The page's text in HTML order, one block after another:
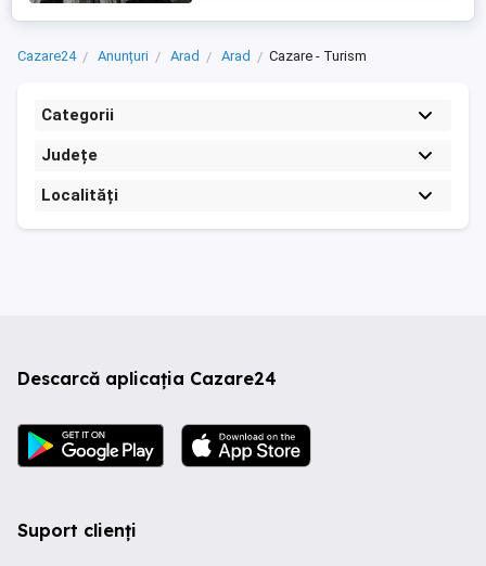
Cazare24 Anunțuri Arad Arad Cazare - Turism
Categorii
Județe
Localități
Descarcă aplicația Cazare24
Suport clienți